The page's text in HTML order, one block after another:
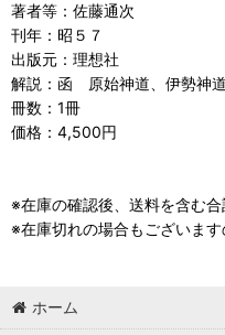
著者等：佐藤通次
刊年：昭５７
出版元：理想社
解説：函 原始神道、伊勢神
冊数：1冊
価格：4,500円
※在庫の確認後、送料を含む
※在庫切れの場合もございます
ホーム